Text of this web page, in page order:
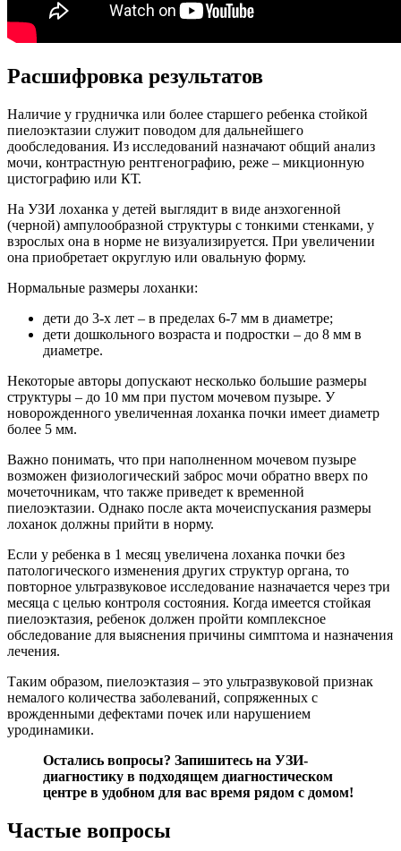
Расшифровка результатов
Наличие у грудничка или более старшего ребенка стойкой
пиелоэктазии служит поводом для дальнейшего
дообследования. Из исследований назначают общий анализ
мочи, контрастную рентгенографию, реже – микционную
цистографию или КТ.
На УЗИ лоханка у детей выглядит в виде анэхогенной
(черной) ампулообразной структуры с тонкими стенками, у
взрослых она в норме не визуализируется. При увеличении
она приобретает округлую или овальную форму.
Нормальные размеры лоханки:
дети до 3-х лет – в пределах 6-7 мм в диаметре;
дети дошкольного возраста и подростки – до 8 мм в
диаметре.
Некоторые авторы допускают несколько большие размеры
структуры – до 10 мм при пустом мочевом пузыре. У
новорожденного увеличенная лоханка почки имеет диаметр
более 5 мм.
Важно понимать, что при наполненном мочевом пузыре
возможен физиологический заброс мочи обратно вверх по
мочеточникам, что также приведет к временной
пиелоэктазии. Однако после акта мочеиспускания размеры
лоханок должны прийти в норму.
Если у ребенка в 1 месяц увеличена лоханка почки без
патологического изменения других структур органа, то
повторное ультразвуковое исследование назначается через три
месяца с целью контроля состояния. Когда имеется стойкая
пиелоэктазия, ребенок должен пройти комплексное
обследование для выяснения причины симптома и назначения
лечения.
Таким образом, пиелоэктазия – это ультразвуковой признак
немалого количества заболеваний, сопряженных с
врожденными дефектами почек или нарушением
уродинамики.
Остались вопросы? Запишитесь на УЗИ-
диагностику в подходящем диагностическом
центре в удобном для вас время рядом с домом!
Частые вопросы